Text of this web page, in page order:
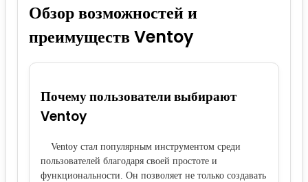
Обзор возможностей и
преимуществ Ventoy
Почему пользователи выбирают
Ventoy
Ventoy стал популярным инструментом среди
пользователей благодаря своей простоте и
функциональности. Он позволяет не только создавать